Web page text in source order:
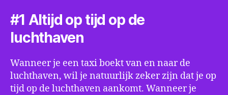
#1 Altijd op tijd op de
luchthaven
Wanneer je een taxi boekt van en naar de
luchthaven, wil je natuurlijk zeker zijn dat je op
tijd op de luchthaven aankomt. Wanneer je